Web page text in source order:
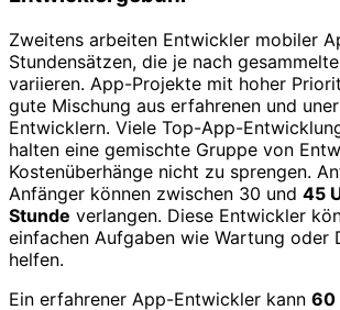
Zweitens arbeiten Entwickler mobiler
Stundensätzen, die je nach
variieren. App-Projekte mit hoher
gute Mischung aus erfahrenen und
Entwicklern. Viele Top-App-
halten eine gemischte Gruppe von
Kostenüberhänge nicht zu sprengen.
Anfänger können zwischen 30 und 45
Stunde verlangen. Diese Entwickler
einfachen Aufgaben wie Wartung oder
helfen.
Ein erfahrener App-Entwickler kann 60